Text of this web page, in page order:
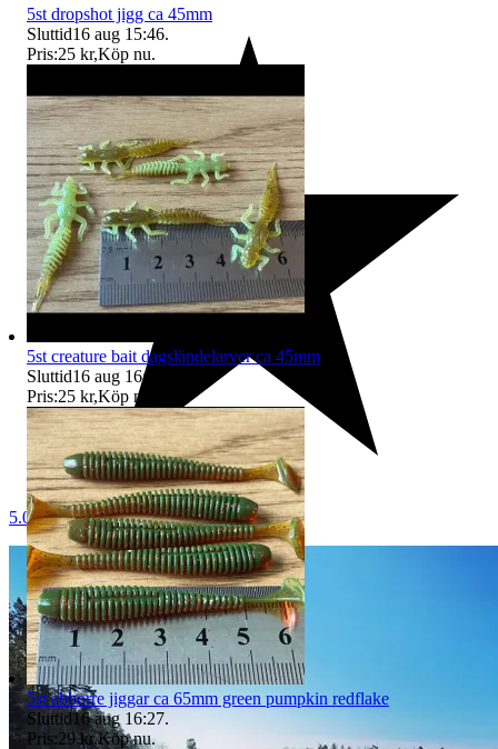
5.0
5st dropshot jigg ca 45mm
Sluttid16 aug 15:46.
Pris:25 kr,Köp nu.
5st creature bait dagsländelarver ca 45mm
Sluttid16 aug 16:27
Pris:25 kr,Köp nu
5st abborre jiggar ca 65mm green pumpkin redflake
Sluttid16 aug 16:27.
Pris:29 kr,Köp nu.